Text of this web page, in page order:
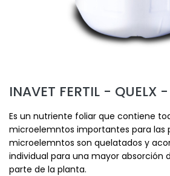
INAVET FERTIL - QUELX
Es un nutriente foliar que contiene
microelemntos importantes para las
microelemntos son quelatados y
individual para una mayor absorción
parte de la planta.